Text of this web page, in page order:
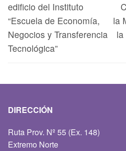
edificio del Instituto
“Escuela de Economía,
Negocios y Transferencia
Tecnológica”
la
DIRECCIÓN
Ruta Prov. Nº 55 (Ex. 148)
Extremo Norte